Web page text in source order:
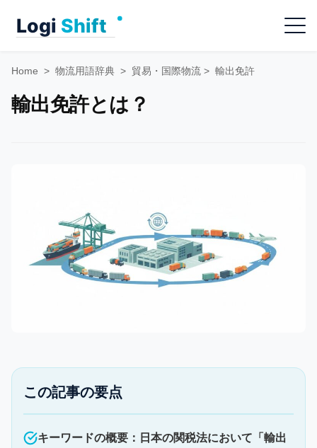
Menu
Home > 物流用語辞典 > 貿易・国際物流 > 輸出免許
輸出免許とは？
この記事の要点
キーワードの概要：日本の関税法において「輸出